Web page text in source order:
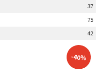
37
75
42
-40%